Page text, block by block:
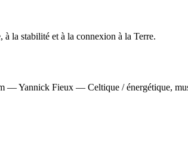
la stabilité et à la connexion à la Terre.